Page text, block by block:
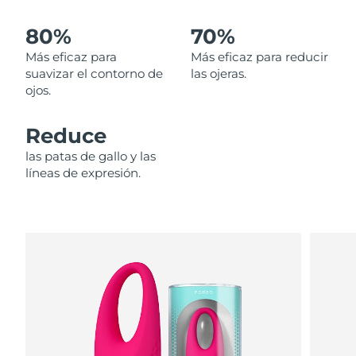
80%
Más eficaz para
suavizar el contorno de
ojos.
70%
Más eficaz para reducir
las ojeras.
Reduce
las patas de gallo y las
líneas de expresión.
Filipinas Entrega prevista
Polonia Entrega prevista
Puerto Rico
Catar
Entrega prevista
Arabia Saudí Entrega prevista